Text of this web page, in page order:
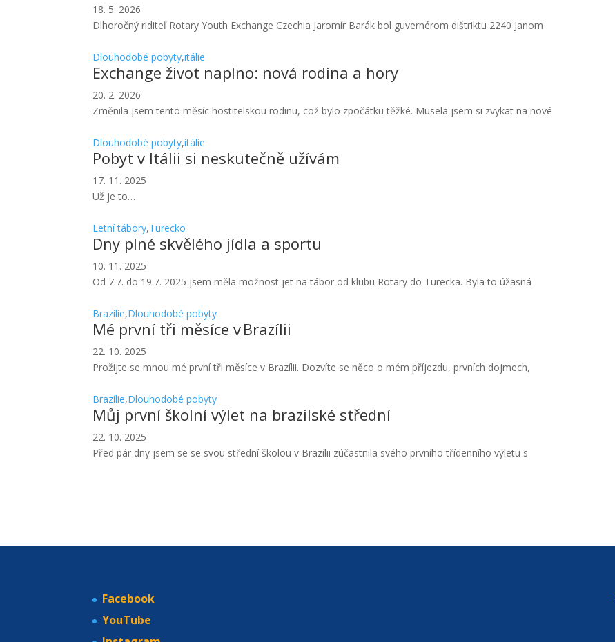
18. 5. 2026
Dlhoročný riditeľ Rotary Youth Exchange Czechia Jaromír Barák bol guvernérom dištriktu 2240 Janom
Dlouhodobé pobyty,itálie
Exchange život naplno: nová rodina a hory
20. 2. 2026
Změnila jsem tento měsíc hostitelskou rodinu, což bylo zpočátku těžké. Musela jsem si zvykat na nové
Dlouhodobé pobyty,itálie
Pobyt v Itálii si neskutečně užívám
17. 11. 2025
Už je to…
Letní tábory,Turecko
Dny plné skvělého jídla a sportu
10. 11. 2025
Od 7.7. do 19.7. 2025 jsem měla možnost jet na tábor od klubu Rotary do Turecka. Byla to úžasná
Brazílie,Dlouhodobé pobyty
Mé první tři měsíce v Brazílii
22. 10. 2025
Prožijte se mnou mé první tři měsíce v Brazílii. Dozvíte se něco o mém příjezdu, prvních dojmech,
Brazílie,Dlouhodobé pobyty
Můj první školní výlet na brazilské střední
22. 10. 2025
Před pár dny jsem se se svou střední školou v Brazílii zúčastnila svého prvního třídenního výletu s
Facebook
YouTube